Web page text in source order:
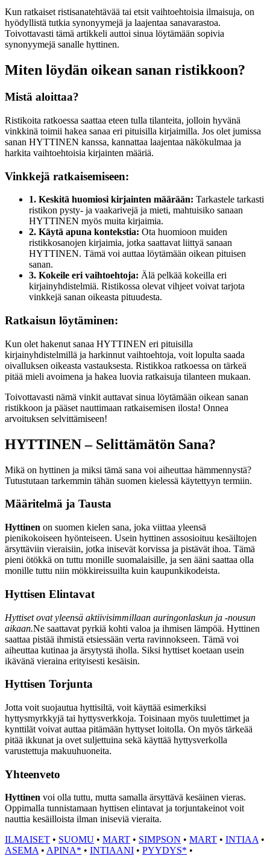
Kun ratkaiset ristisanatehtävää tai etsit vaihtoehtoisia ilmaisuja, on
hyödyllistä tutkia synonyymejä ja laajentaa sanavarastoa.
Toivottavasti tämä artikkeli auttoi sinua löytämään sopivia
synonyymejä sanalle hyttinen.
Miten löydän oikean sanan ristikkoon?
Mistä aloittaa?
Ristikoita ratkoessa saattaa eteen tulla tilanteita, jolloin hyvänä
vinkkinä toimii hakea sanaa eri pituisilla kirjaimilla. Jos olet jumissa
sanan HYTTINEN kanssa, kannattaa laajentaa näkökulmaa ja
harkita vaihtoehtoisia kirjainten määriä.
Vinkkejä ratkaisemiseen:
1. Keskitä huomiosi kirjainten määrään: Tarkastele tarkasti
ristikon pysty- ja vaakarivejä ja mieti, mahtuisiko sanaan
HYTTINEN myös muita kirjaimia.
2. Käytä apuna kontekstia: Ota huomioon muiden
ristikkosanojen kirjaimia, jotka saattavat liittyä sanaan
HYTTINEN. Tämä voi auttaa löytämään oikean pituisen
sanan.
3. Kokeile eri vaihtoehtoja: Älä pelkää kokeilla eri
kirjainyhdistelmiä. Ristikossa olevat vihjeet voivat tarjota
vinkkejä sanan oikeasta pituudesta.
Ratkaisun löytäminen:
Kun olet hakenut sanaa HYTTINEN eri pituisilla
kirjainyhdistelmillä ja harkinnut vaihtoehtoja, voit lopulta saada
oivalluksen oikeasta vastauksesta. Ristikkoa ratkoessa on tärkeä
pitää mieli avoimena ja hakea luovia ratkaisuja tilanteen mukaan.
Toivottavasti nämä vinkit auttavat sinua löytämään oikean sanan
ristikkoon ja pääset nauttimaan ratkaisemisen ilosta! Onnea
arvoituksen selvittämiseen!
HYTTINEN – Selittämätön Sana?
Mikä on hyttinen ja miksi tämä sana voi aiheuttaa hämmennystä?
Tutustutaan tarkemmin tähän suomen kielessä käytettyyn termiin.
Määritelmä ja Tausta
Hyttinen on suomen kielen sana, joka viittaa yleensä
pienikokoiseen hyönteiseen. Usein hyttinen assosioituu kesäiltojen
ärsyttäviin vieraisiin, jotka inisevät korvissa ja pistävät ihoa. Tämä
pieni ötökkä on tuttu monille suomalaisille, ja sen ääni saattaa olla
monille tuttu niin mökkireissuilta kuin kaupunkikodeista.
Hyttisen Elintavat
Hyttiset ovat yleensä aktiivisimmillaan auringonlaskun ja -nousun
aikaan.Ne saattavat pyrkiä kohti valoa ja ihmisen lämpöä. Hyttinen
saattaa pistää ihmistä etsiessään verta ravinnokseen. Tämä voi
aiheuttaa kutinaa ja ärsytystä iholla. Siksi hyttiset koetaan usein
ikävänä vieraina erityisesti kesäisin.
Hyttisen Torjunta
Jotta voit suojautua hyttisiltä, voit käyttää esimerkiksi
hyttysmyrkkyjä tai hyttysverkkoja. Toisinaan myös tuulettimet ja
kynttilät voivat auttaa pitämään hyttyset loitolla. On myös tärkeää
pitää ikkunat ja ovet suljettuina sekä käyttää hyttysverkolla
varustettuja makuuhuoneita.
Yhteenveto
Hyttinen voi olla tuttu, mutta samalla ärsyttävä kesäinen vieras.
Oppimalla tunnistamaan hyttisen elintavat ja torjuntakeinot voit
nauttia kesäilloista ilman iniseviä vieraita.
ILMAISET • SUOMU • MART • SIMPSON • MART • INTIAA•
ASEMA• APINA* • INTIAANI • PYYDYS* •